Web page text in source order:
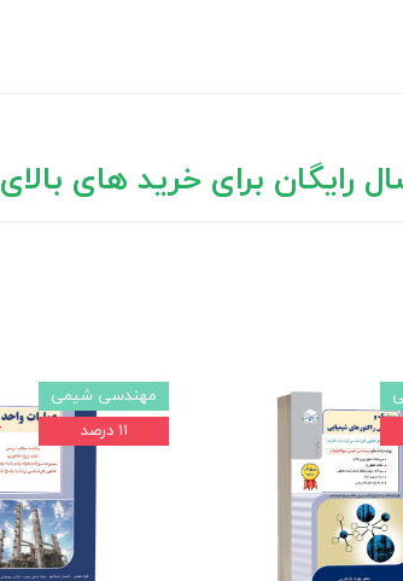
برای خرید های بالای 5 میلیون تومان)
مهندسی شیمی
۱۱ درصد